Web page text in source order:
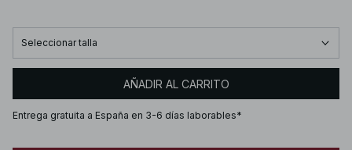
Seleccionar talla
AÑADIR AL CARRITO
Entrega gratuita a España en 3-6 días laborables*